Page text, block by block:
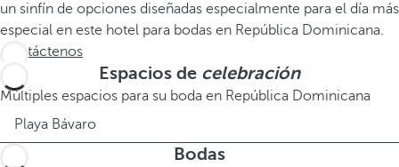
un sinfín de opciones diseñadas especialmente para el día más
especial en este hotel para bodas en República Dominicana.
Contáctenos
Espacios de celebración
Múltiples espacios para su boda en República Dominicana
Playa Bávaro
Bodas